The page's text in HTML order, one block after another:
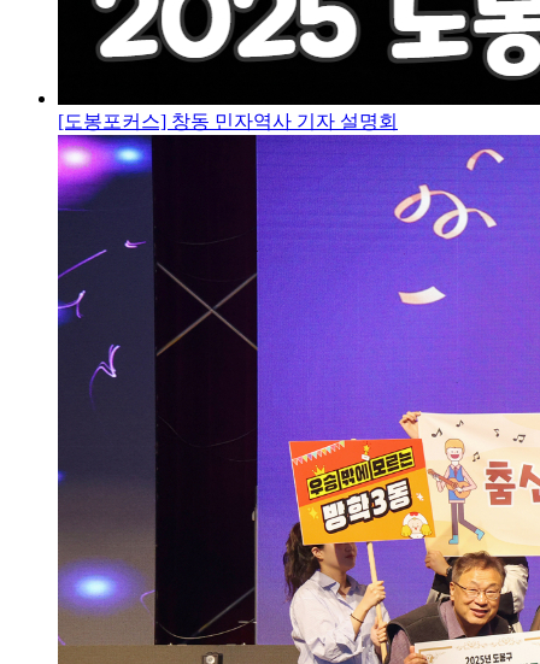
[도봉포커스] 창동 민자역사 기자 설명회